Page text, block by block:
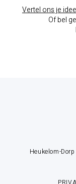
Vertel ons je
Of bel
Heukelom-